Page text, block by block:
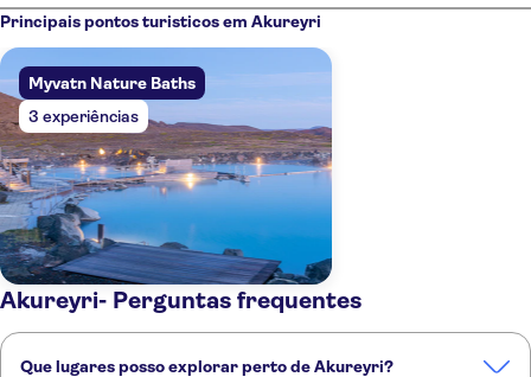
Iceland
Snowmobile - Bacecamp
Principais pontos turisticos em Akureyri
Myvatn Nature Baths
3 experiências
Akureyri- Perguntas frequentes
Que lugares posso explorar perto de Akureyri?